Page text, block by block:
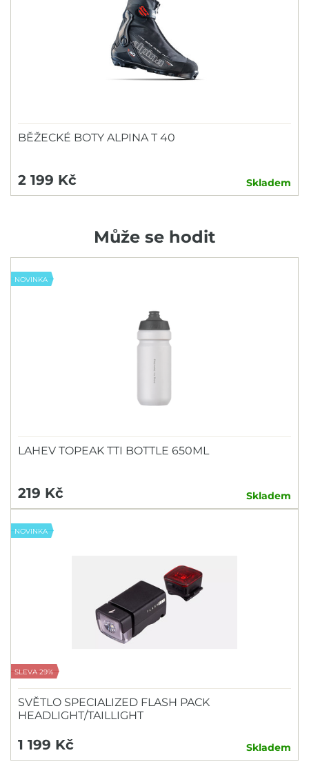
BĚŽECKÉ BOTY ALPINA T 40
2 199 Kč Skladem
Může se hodit
NOVINKA
LAHEV TOPEAK TTI BOTTLE 650ML
219 Kč Skladem
NOVINKA
SLEVA 29%
SVĚTLO SPECIALIZED FLASH PACK
HEADLIGHT/TAILLIGHT
1 199 Kč Skladem